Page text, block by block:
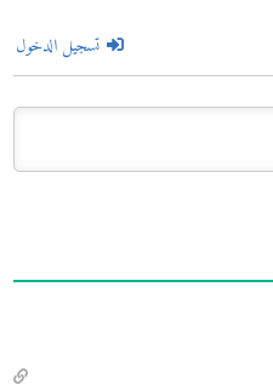
تسجيل الدخول